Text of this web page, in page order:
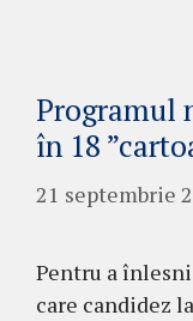
Programul
în 18
21 septembrie
Pentru a
care candidez